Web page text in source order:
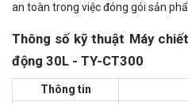
an toàn trong việc đóng gói sản
Thông số kỹ thuật Máy
động 30L - TY-CT300
Thông tin